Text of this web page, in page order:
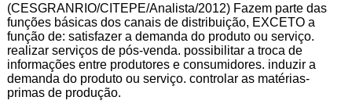
(CESGRANRIO/CITEPE/Analista/2012) Fazem parte das
funções básicas dos canais de distribuição, EXCETO a
função de: satisfazer a demanda do produto ou serviço.
realizar serviços de pós-venda. possibilitar a troca de
informações entre produtores e consumidores. induzir a
demanda do produto ou serviço. controlar as matérias-
primas de produção.